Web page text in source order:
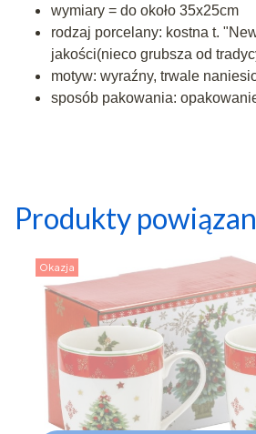
wymiary = do około 35x25cm
rodzaj porcelany: kostna t.
jakości(nieco grubsza od
motyw: wyraźny, trwale
sposób pakowania:
Produkty
Okazja